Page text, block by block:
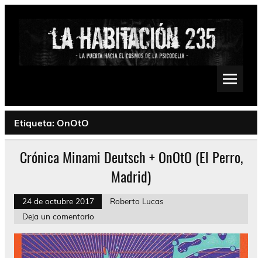
Saltar
Psychedelic, Stoner, Doom, Sludge, Fuzz, Space, Drone
Etiqueta: OnOtO
Crónica Minami Deutsch + OnOtO (El Perro,
Madrid)
24 de octubre 2017
Roberto Lucas
Deja un comentario